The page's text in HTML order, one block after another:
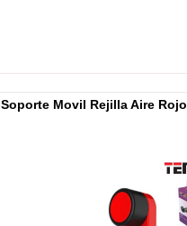
Soporte Movil Rejilla Aire Rojo